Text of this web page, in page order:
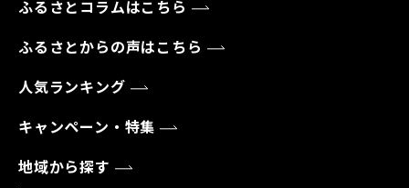
ふるさとコラムはこちら
ふるさとからの声はこちら
人気ランキング
キャンペーン・特集
地域から探す